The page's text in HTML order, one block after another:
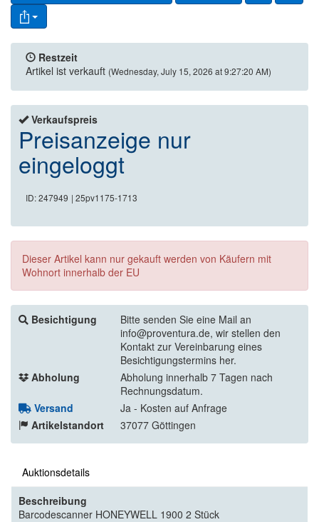
Restzeit
Artikel ist verkauft (Wednesday, July 15, 2026 at 9:27:20 AM)
Verkaufspreis
Preisanzeige nur
eingeloggt
ID: 247949 | 25pv1175-1713
Dieser Artikel kann nur gekauft werden von Käufern mit
Wohnort innerhalb der EU
Besichtigung
Bitte senden Sie eine Mail an
info@proventura.de, wir stellen den
Kontakt zur Vereinbarung eines
Besichtigungstermins her.
Abholung
Abholung innerhalb 7 Tagen nach
Rechnungsdatum.
Versand
Ja - Kosten auf Anfrage
Artikelstandort
37077 Göttingen
Auktionsdetails
Beschreibung
Barcodescanner HONEYWELL 1900 2 Stück